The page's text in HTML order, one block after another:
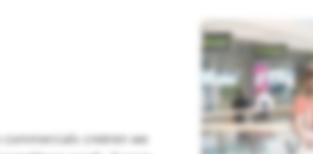
creëren we